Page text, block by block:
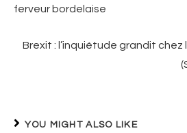
ferveur bordelaise
Brexit : l’inquiétude grandit
YOU MIGHT ALSO LIKE